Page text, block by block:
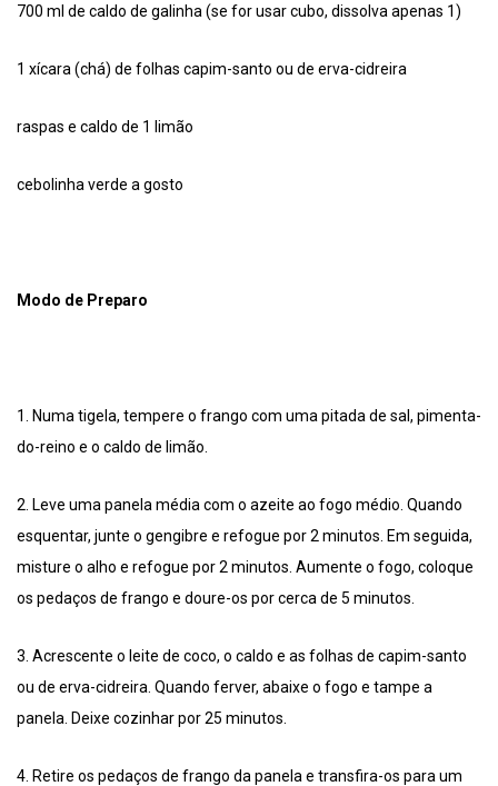
700 ml de caldo de galinha (se for usar cubo, dissolva apenas 1)
1 xícara (chá) de folhas capim-santo ou de erva-cidreira
raspas e caldo de 1 limão
cebolinha verde a gosto
Modo de Preparo
1. Numa tigela, tempere o frango com uma pitada de sal, pimenta-
do-reino e o caldo de limão.
2. Leve uma panela média com o azeite ao fogo médio. Quando
esquentar, junte o gengibre e refogue por 2 minutos. Em seguida,
misture o alho e refogue por 2 minutos. Aumente o fogo, coloque
os pedaços de frango e doure-os por cerca de 5 minutos.
3. Acrescente o leite de coco, o caldo e as folhas de capim-santo
ou de erva-cidreira. Quando ferver, abaixe o fogo e tampe a
panela. Deixe cozinhar por 25 minutos.
4. Retire os pedaços de frango da panela e transfira-os para um